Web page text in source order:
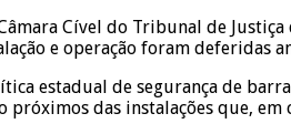
Cível do Tribunal de
e operação foram deferidas
estadual de segurança de
próximos das instalações que,